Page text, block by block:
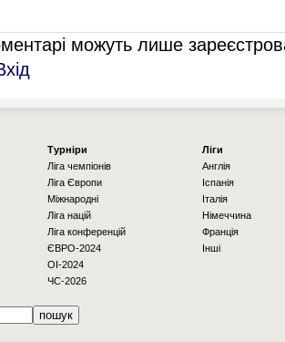
можуть лише
Турніри
Ліга чемпіонів
Ліга Європи
Міжнародні
Ліга націй
Ліга конференцій
ЄВРО-2024
OI-2024
ЧС-2026
Ліги
Англія
Іспанія
Італія
Німеччина
Франція
Інші